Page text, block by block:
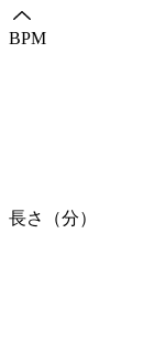
BPM
長さ（分）